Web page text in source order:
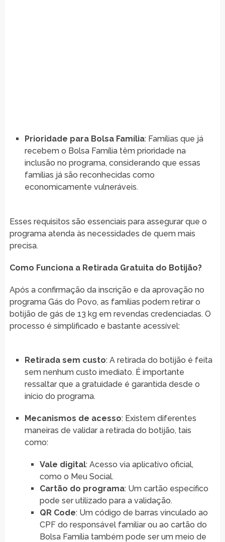
Prioridade para Bolsa Família: Famílias que já
recebem o Bolsa Família têm prioridade na
inclusão no programa, considerando que essas
famílias já são reconhecidas como
economicamente vulneráveis.
Esses requisitos são essenciais para assegurar que o
programa atenda às necessidades de quem mais
precisa.
Como Funciona a Retirada Gratuita do Botijão?
Após a confirmação da inscrição e da aprovação no
programa Gás do Povo, as famílias podem retirar o
botijão de gás de 13 kg em revendas credenciadas. O
processo é simplificado e bastante acessível:
Retirada sem custo: A retirada do botijão é feita
sem nenhum custo imediato. É importante
ressaltar que a gratuidade é garantida desde o
início do programa.
Mecanismos de acesso: Existem diferentes
maneiras de validar a retirada do botijão, tais
como:
Vale digital: Acesso via aplicativo oficial,
como o Meu Social.
Cartão do programa: Um cartão específico
pode ser utilizado para a validação.
QR Code: Um código de barras vinculado ao
CPF do responsável familiar ou ao cartão do
Bolsa Família também pode ser um meio de